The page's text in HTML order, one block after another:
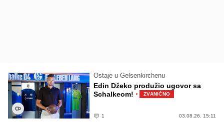
Ostaje u Gelsenkirchenu
Edin Džeko produžio ugovor sa
Schalkeom! · ZVANIČNO
1 03.08.26. 15:11